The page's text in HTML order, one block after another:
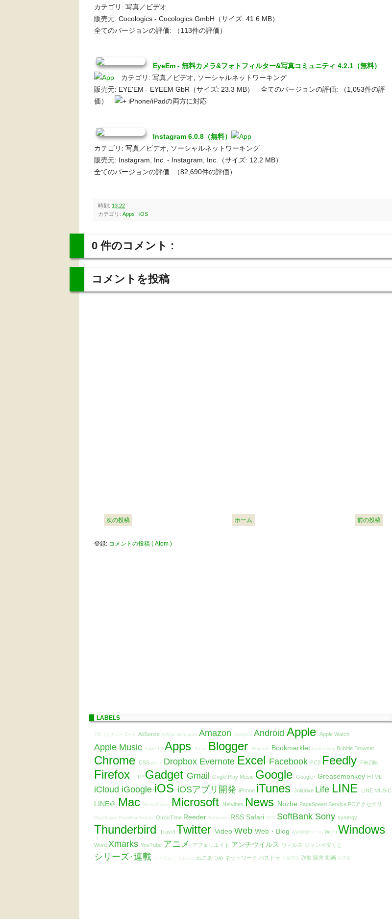
カテゴリ: 写真／ビデオ
販売元: Cocologics - Cocologics GmbH（サイズ: 41.6 MB）
全てのバージョンの評価:
（113件の評価）
EyeEm - 無料カメラ&フォトフィルター&写真コミュニティ 4.2.1（無料）
カテゴリ: 写真／ビデオ, ソーシャルネットワーキング
販売元: EYE'EM - EYEEM GbR（サイズ: 23.3 MB） 全てのバージョンの評価:
（1,053件の評
価）
iPhone/iPadの両方に対応
Instagram 6.0.8（無料）
カテゴリ: 写真／ビデオ, ソーシャルネットワーキング
販売元: Instagram, Inc. - Instagram, Inc.（サイズ: 12.2 MB）
全てのバージョンの評価:
（82,690件の評価）
時刻: 13:22
カテゴリ: Apps iOS
0 件のコメント :
コメントを投稿
次の投稿 前の投稿
ホーム
登録: コメントの投稿 ( Atom )
LABELS
755（ナナゴーゴー） AdSense AirMac allmyapps Amazon Analytics Android Apple Apple Watch
Apple Music Apple TV Apps Art au Blogger Blogtrottr Bookmarklet browserling Bubble Browser
Chrome CSS dlvr.it Dropbox Evernote Excel Facebook FC2 Feedly FileZilla
Firefox FTP Gadget Gmail Gogle Play Music Google Google+ Greasemonkey HTML
iCloud iGoogle iOS iOSアプリ開発 iPhone iTunes Jolidrive Life LINE LINE MUSIC
LINE＠ Mac MediaMarker Microsoft Netvibes News Nozbe PageSpeed Service PCアクセサリ
PlayStation PrintWhatYouLike QuickTime Reeder Reflection RSS Safari SEO SoftBank Sony synergy
Thunderbird Travel Twitter Video Web Web・Blog Web解析ツール Wi-Fi Windows
Word Xmarks YouTube アニメ アフェリエイト アンチウイルス ウィルス ジャンボ宝くじ
シリーズ･連載 ディズニー ツムツム ねこあつめ ネットワーク パズドラ 企業理念 詐欺 障害 動画 任天堂